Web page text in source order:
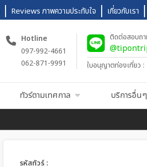
Reviews ภาพความประทับใจ เกี่ยวกับเรา
Hotline
097-992-4661
062-871-9991
ติดต่อสอบถ
ใบอนุญาตท่องเที่ยว
ทัวร์ตามเทศกาล บริการอื่นๆ
รหัสทัวร์ :